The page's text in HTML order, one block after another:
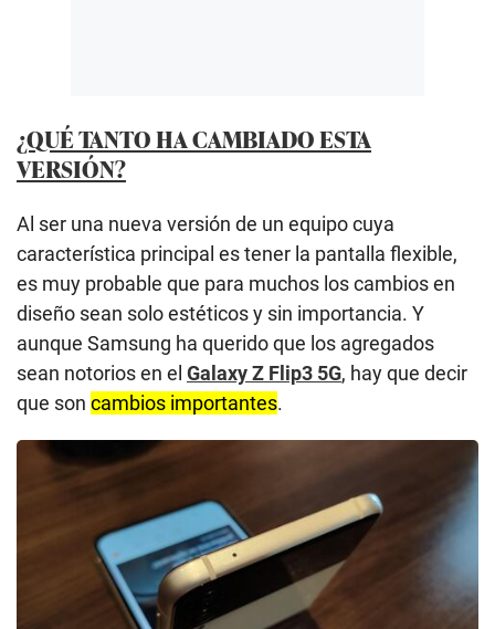
¿QUÉ TANTO HA CAMBIADO ESTA
VERSIÓN?
Al ser una nueva versión de un equipo cuya
característica principal es tener la pantalla flexible,
es muy probable que para muchos los cambios en
diseño sean solo estéticos y sin importancia. Y
aunque Samsung ha querido que los agregados
sean notorios en el Galaxy Z Flip3 5G, hay que decir
que son cambios importantes.